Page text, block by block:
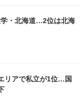
・北海道…2位は北海
リアで私立が1位…国